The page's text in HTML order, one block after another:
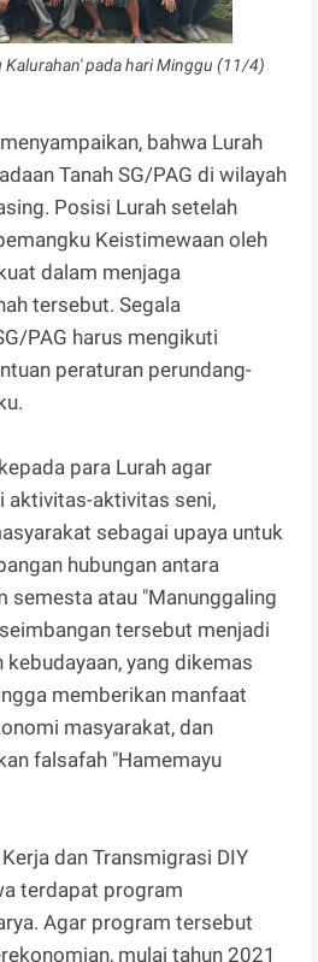
Kalurahan' pada hari Minggu (11/4)
bahwa Lurah
Tanah SG/PAG di wilayah
Posisi Lurah setelah
Keistimewaan oleh
dalam menjaga
tersebut. Segala
PAG harus mengikuti
peraturan perundang-
para Lurah agar
aktivitas-aktivitas seni,
sebagai upaya untuk
hubungan antara
semesta atau "Manunggaling
tersebut menjadi
yang dikemas
memberikan manfaat
masyarakat, dan
falsafah "Hamemayu
dan Transmigrasi DIY
terdapat program
Agar program tersebut
mulai tahun 2021